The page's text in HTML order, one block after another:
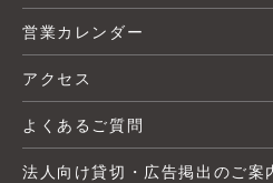
営業カレンダー
アクセス
よくあるご質問
法人向け貸切・広告掲出のご案